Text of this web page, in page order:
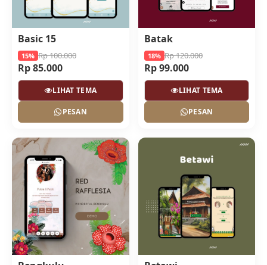
Basic 15
15% Rp 100.000
Rp 85.000
LIHAT TEMA
PESAN
Batak
18% Rp 120.000
Rp 99.000
LIHAT TEMA
PESAN